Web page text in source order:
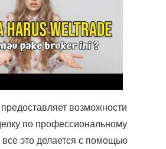
возможности
по профессиональному
это делается с помощью